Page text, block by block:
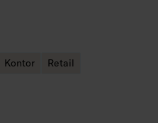
Kontor Retail